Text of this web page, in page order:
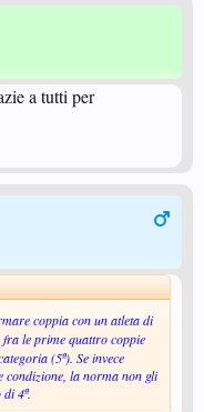
a tutti per
coppia con un atleta di
le prime quattro coppie
(5ª). Se invece
la norma non gli
4ª.